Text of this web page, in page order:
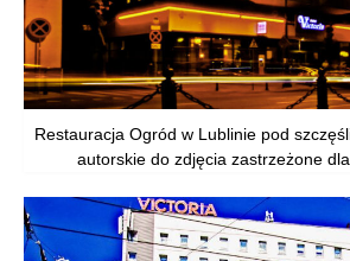
Restauracja Ogród w Lublinie pod
autorskie do zdjęcia zastrzeżone